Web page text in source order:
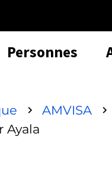
Personnes
AMVISA
Ayala